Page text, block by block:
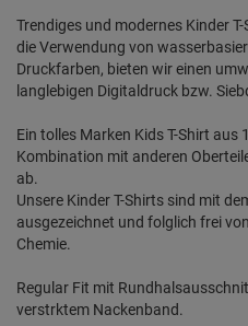
Trendiges und modernes Kinder
die Verwendung von
Druckfarben, bieten wir einen
langlebigen Digitaldruck bzw.
Ein tolles Marken Kids T-Shirt aus
Kombination mit anderen
ab.
Unsere Kinder T-Shirts sind mit
ausgezeichnet und folglich frei
Chemie.
Regular Fit mit
verstrktem Nackenband.